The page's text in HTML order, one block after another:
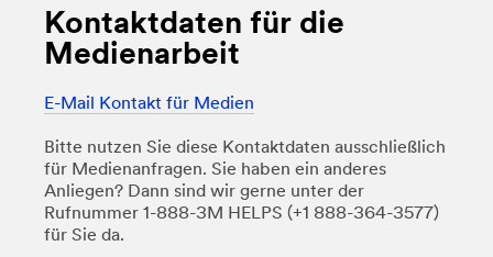
Kontaktdaten für die
Medienarbeit
E-Mail Kontakt für Medien
Bitte nutzen Sie diese Kontaktdaten ausschließlich
für Medienanfragen. Sie haben ein anderes
Anliegen? Dann sind wir gerne unter der
Rufnummer 1-888-3M HELPS (+1 888-364-3577)
für Sie da.